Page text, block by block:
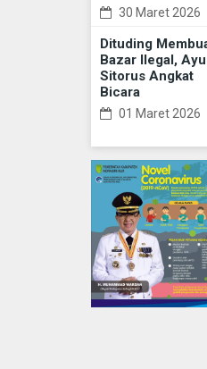
30 Maret 2026
Dituding
Bazar Ilegal, Ayu
Sitorus Angkat
Bicara
01 Maret 2026